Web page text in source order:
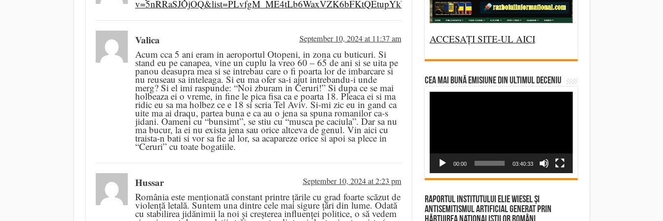
v=5nRRaSJOjOQ&list=PLvfgM_ME4tLb6WaxVZK6bFKtQEtupYkWZ&t=1565s
Valica September 10, 2024 at 11:37 am
Acum cca 5 ani eram in aeroportul Otopeni, in zona cu buticuri. Si
stand eu pe canapea, vine un cuplu la vreo 60 – 65 de ani si se uita pe
panou deasupra mea si se intrebau care o fi poarta lor de imbarcare si
nu reuseau sa inteleaga. Si eu ma ofer sa-i ajut intrebandu-i unde
merg? Si el imi raspunde: “Noi zburam in Ceruri!” Si dupa ce se mai
holbeaza ei o vreme, in fine le pica fisa ca e poarta 18. Pleaca ei si ma
ridic eu sa ma holbez ce e 18 si scria Tel Aviv. Si-mi zic eu in gand ca
uite ma ai draqu, partea buna e ca au o jena sa spuna romanilor ca-s
jidani. Oameni cu “bunsimt”, se stiu cu “musca pe caciula”. Dar sa nu
ma bucur, la ei nu exista jena sau orice altceva de genul. Vin aici cu
traista-n bati si vor sa fie al lor, sa acapareze orice si apoi sa plece in
“Ceruri” cu toate bogatiile.
Hussar September 10, 2024 at 2:23 pm
România este menționată constant printre țările cu grad foarte scăzut de
violență letală. Suntem una dintre cele mai sigure țări din lume. Odată
cu stabilirea jidănimii la noi și creșterea influenței politice, o să vedem
ACCESAȚI SITE-UL AICI
CEA MAI BUNĂ EMISIUNE DIN ULTIMUL DECENIU
00:00 03:40:33
Raportul Institutului Elie Wiesel și
Antisemitismul Artificial Generat prin